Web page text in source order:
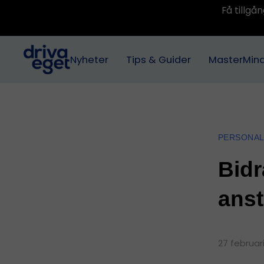
Få
Nyheter Tips & Guider
PERSONAL
27